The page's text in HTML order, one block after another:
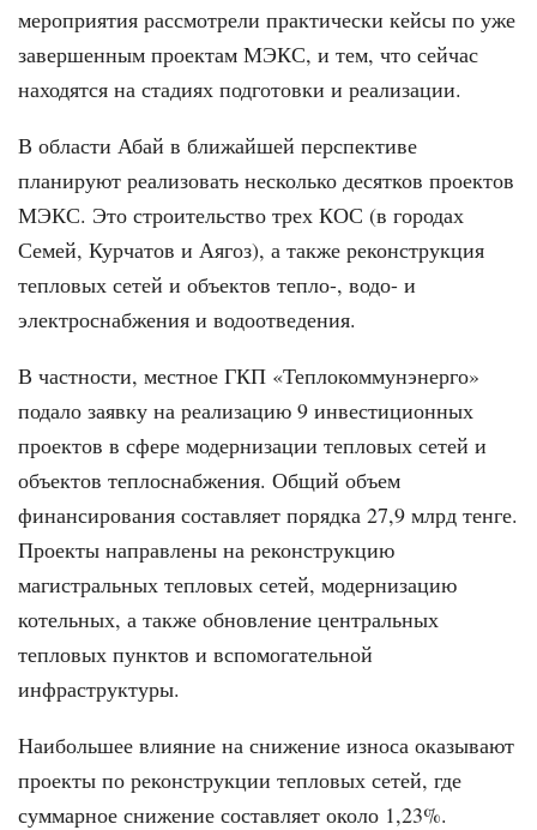
мероприятия рассмотрели практически кейсы по уже
завершенным проектам МЭКС, и тем, что сейчас
находятся на стадиях подготовки и реализации.
В области Абай в ближайшей перспективе
планируют реализовать несколько десятков проектов
МЭКС. Это строительство трех КОС (в городах
Семей, Курчатов и Аягоз), а также реконструкция
тепловых сетей и объектов тепло-, водо- и
электроснабжения и водоотведения.
В частности, местное ГКП «Теплокоммунэнерго»
подало заявку на реализацию 9 инвестиционных
проектов в сфере модернизации тепловых сетей и
объектов теплоснабжения. Общий объем
финансирования составляет порядка 27,9 млрд тенге.
Проекты направлены на реконструкцию
магистральных тепловых сетей, модернизацию
котельных, а также обновление центральных
тепловых пунктов и вспомогательной
инфраструктуры.
Наибольшее влияние на снижение износа оказывают
проекты по реконструкции тепловых сетей, где
суммарное снижение составляет около 1,23%.